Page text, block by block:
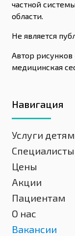
частной
области.
Не является
Автор рисунков
медицинская
Навигация
Услуги детям
Специалисты
Цены
Акции
Пациентам
О нас
Вакансии